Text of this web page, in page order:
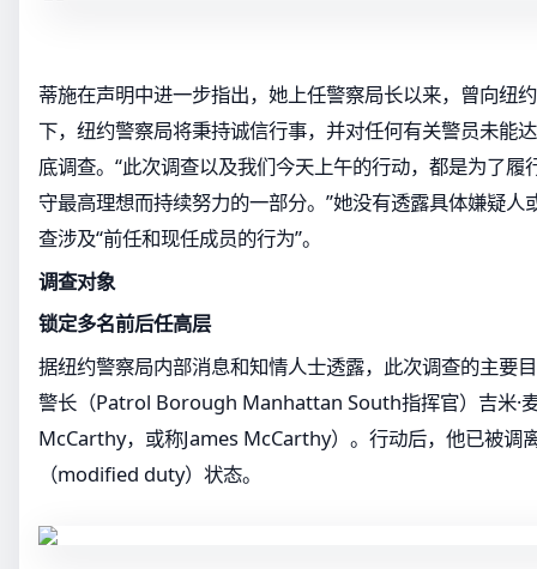
蒂施在声明中进一步指出，她上任警察局长以来，曾向纽
下，纽约警察局将秉持诚信行事，并对任何有关警员未能
底调查。“此次调查以及我们今天上午的行动，都是为了履
守最高理想而持续努力的一部分。”她没有透露具体嫌疑人
查涉及“前任和现任成员的行为”。
调查对象
锁定多名前后任高层
据纽约警察局内部消息和知情人士透露，此次调查的主要
警长（Patrol Borough Manhattan South指挥官）吉米·
McCarthy，或称James McCarthy）。行动后，他已被调
（modified duty）状态。